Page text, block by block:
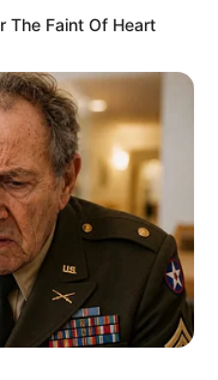
100%
Tiercé avec notre
version Spot du
sur les meilleurs
PMU PLAY. 100%
mixte pour
The Faint Of Heart